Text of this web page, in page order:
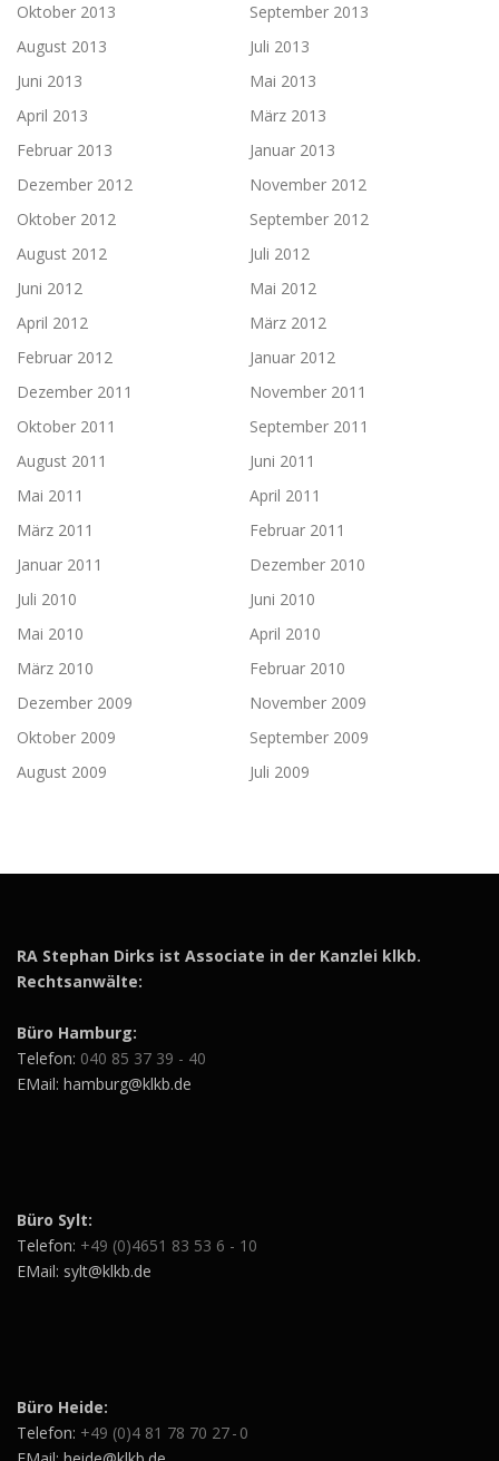
Oktober 2013
September 2013
August 2013
Juli 2013
Juni 2013
Mai 2013
April 2013
März 2013
Februar 2013
Januar 2013
Dezember 2012
November 2012
Oktober 2012
September 2012
August 2012
Juli 2012
Juni 2012
Mai 2012
April 2012
März 2012
Februar 2012
Januar 2012
Dezember 2011
November 2011
Oktober 2011
September 2011
August 2011
Juni 2011
Mai 2011
April 2011
März 2011
Februar 2011
Januar 2011
Dezember 2010
Juli 2010
Juni 2010
Mai 2010
April 2010
März 2010
Februar 2010
Dezember 2009
November 2009
Oktober 2009
September 2009
August 2009
Juli 2009
RA Stephan Dirks ist Associate in der Kanzlei klkb.
Rechtsanwälte:
Büro Hamburg:
Telefon: 040 85 37 39 - 40
EMail: hamburg@klkb.de
Büro Sylt:
Telefon: +49 (0)4651 83 53 6 - 10
EMail: sylt@klkb.de
Büro Heide:
Telefon: +49 (0)4 81 78 70 27 - 0